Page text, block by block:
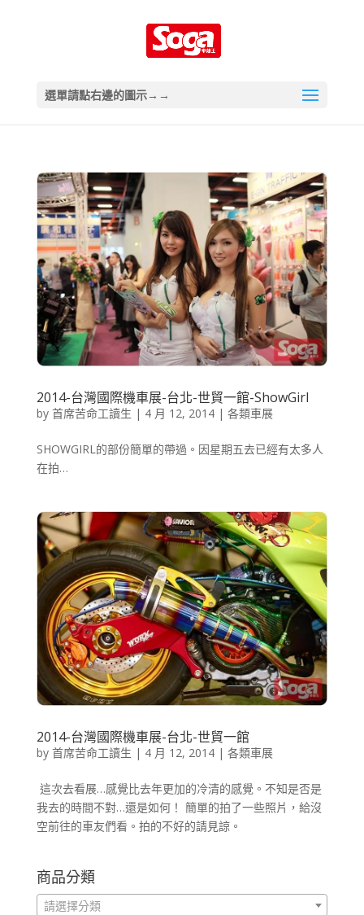
選單請點右邊的圖示→→
2014-台灣國際機車展-台北-世貿一館-ShowGirl
by 首席苦命工讀生 | 4 月 12, 2014| 各類車展
SHOWGIRL的部份簡單的帶過。因星期五去已經有太多人
在拍…
2014-台灣國際機車展-台北-世貿一館
by 首席苦命工讀生 | 4 月 12, 2014| 各類車展
這次去看展…感覺比去年更加的冷清的感覺。不知是否是
我去的時間不對…還是如何！ 簡單的拍了一些照片，給沒
空前往的車友們看。拍的不好的請見諒。
商品分類
請選擇分類